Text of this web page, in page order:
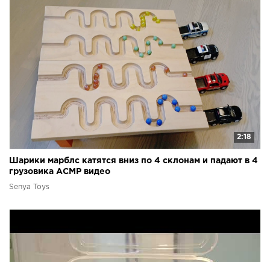
2:18
Шарики марблс катятся вниз по 4 склонам и падают в 4
грузовика АСМР видео
Senya Toys